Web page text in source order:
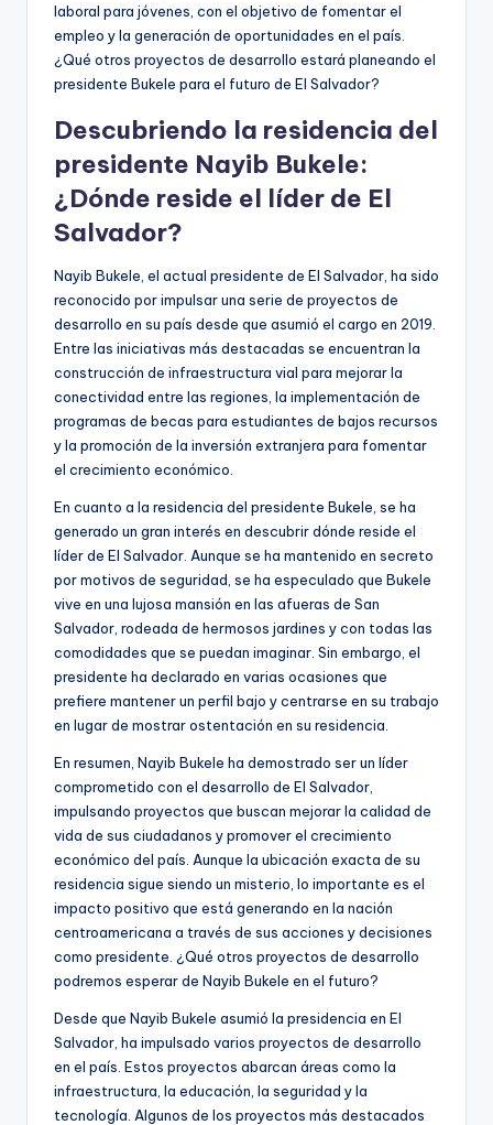
laboral para jóvenes, con el objetivo de fomentar el
empleo y la generación de oportunidades en el país.
¿Qué otros proyectos de desarrollo estará planeando el
presidente Bukele para el futuro de El Salvador?
Descubriendo la residencia del
presidente Nayib Bukele:
¿Dónde reside el líder de El
Salvador?
Nayib Bukele, el actual presidente de El Salvador, ha sido
reconocido por impulsar una serie de proyectos de
desarrollo en su país desde que asumió el cargo en 2019.
Entre las iniciativas más destacadas se encuentran la
construcción de infraestructura vial para mejorar la
conectividad entre las regiones, la implementación de
programas de becas para estudiantes de bajos recursos
y la promoción de la inversión extranjera para fomentar
el crecimiento económico.
En cuanto a la residencia del presidente Bukele, se ha
generado un gran interés en descubrir dónde reside el
líder de El Salvador. Aunque se ha mantenido en secreto
por motivos de seguridad, se ha especulado que Bukele
vive en una lujosa mansión en las afueras de San
Salvador, rodeada de hermosos jardines y con todas las
comodidades que se puedan imaginar. Sin embargo, el
presidente ha declarado en varias ocasiones que
prefiere mantener un perfil bajo y centrarse en su trabajo
en lugar de mostrar ostentación en su residencia.
En resumen, Nayib Bukele ha demostrado ser un líder
comprometido con el desarrollo de El Salvador,
impulsando proyectos que buscan mejorar la calidad de
vida de sus ciudadanos y promover el crecimiento
económico del país. Aunque la ubicación exacta de su
residencia sigue siendo un misterio, lo importante es el
impacto positivo que está generando en la nación
centroamericana a través de sus acciones y decisiones
como presidente. ¿Qué otros proyectos de desarrollo
podremos esperar de Nayib Bukele en el futuro?
Desde que Nayib Bukele asumió la presidencia en El
Salvador, ha impulsado varios proyectos de desarrollo
en el país. Estos proyectos abarcan áreas como la
infraestructura, la educación, la seguridad y la
tecnología. Algunos de los proyectos más destacados